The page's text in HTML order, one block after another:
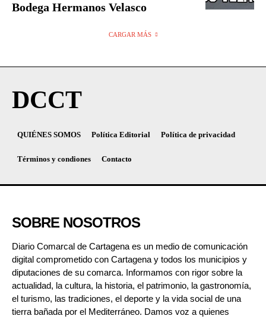
Bodega Hermanos Velasco
CARGAR MÁS
DCCT
QUIÉNES SOMOS Política Editorial Política de privacidad
Términos y condiones Contacto
SOBRE NOSOTROS
Diario Comarcal de Cartagena es un medio de comunicación
digital comprometido con Cartagena y todos los municipios y
diputaciones de su comarca. Informamos con rigor sobre la
actualidad, la cultura, la historia, el patrimonio, la gastronomía,
el turismo, las tradiciones, el deporte y la vida social de una
tierra bañada por el Mediterráneo. Damos voz a quienes